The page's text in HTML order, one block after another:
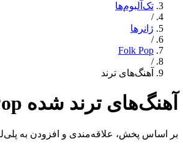
تک‌آلبوم‌ها
/
ژانرها
/
Folk Pop
/
آهنگ‌های ترند
آهنگ‌های ترند شده Folk Pop
بر اساس پخش، علاقه‌مندی و افزودن به